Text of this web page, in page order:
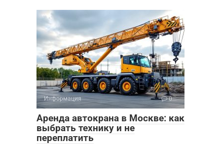
Информация 0
Аренда автокрана в Москве: как
выбрать технику и не
переплатить